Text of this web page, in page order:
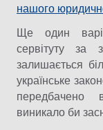
нашого
Ще один
сервітуту за
залишається
українське
передбачено
виникало би